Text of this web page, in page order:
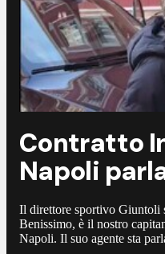
Contratto
Napoli
Il direttore sportivo Giuntoli
Benissimo, è il nostro
Napoli. Il suo agente sta